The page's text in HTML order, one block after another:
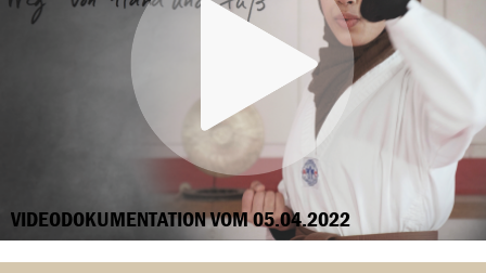
VIDEODOKUMENTATION VOM 05.04.2022